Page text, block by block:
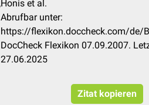
Honis et al.
Abrufbar unter:
https://flexikon.doccheck.com/de/
DocCheck Flexikon 07.09.2007.
27.06.2025
Zitat kopieren